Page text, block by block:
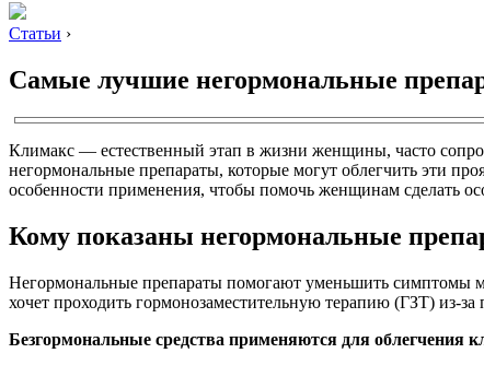
Статьи ›
Самые лучшие негормональные
Климакс — естественный этап в жизни женщины, часто
негормональные препараты, которые могут облегчить эти
особенности применения, чтобы помочь женщинам сделать
Кому показаны негормональные
Негормональные препараты помогают уменьшить симптомы
хочет проходить гормонозаместительную терапию (ГЗТ) из-
Безгормональные средства применяются для облегчения